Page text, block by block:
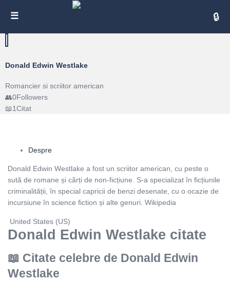
Donald Edwin Westlake
Romancier si scriitor american
0Followers
1Citat
Despre
Donald Edwin Westlake a fost un scriitor american, cu peste o
sută de romane și cărți de non-ficțiune. S-a specializat în ficțiunile
criminalității, în special capricii de benzi desenate, cu o ocazie de
incursiune în science fiction și alte genuri. Wikipedia
United States (US)
Donald Edwin Westlake citate
Citate celebre de Donald Edwin
Westlake